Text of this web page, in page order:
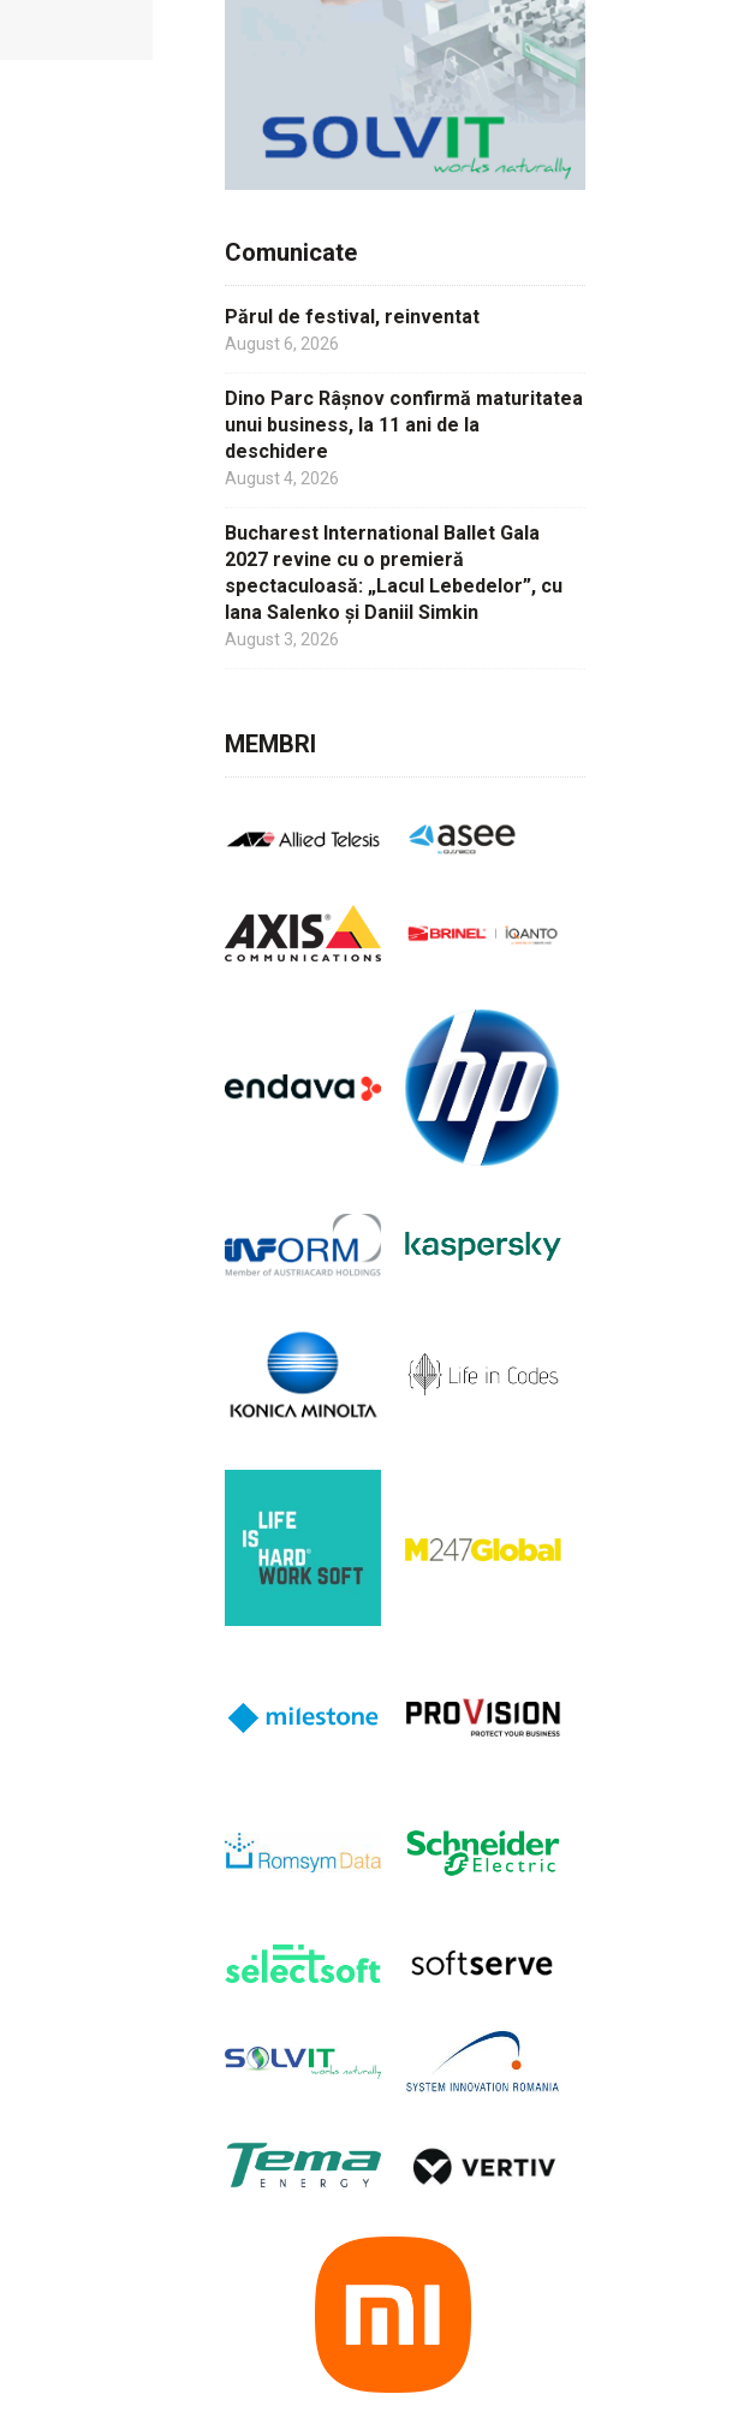
Comunicate
Părul de festival, reinventat
August 6, 2026
Dino Parc Râșnov confirmă maturitatea
unui business, la 11 ani de la
deschidere
August 4, 2026
Bucharest International Ballet Gala
2027 revine cu o premieră
spectaculoasă: „Lacul Lebedelor”, cu
Iana Salenko și Daniil Simkin
August 3, 2026
MEMBRI